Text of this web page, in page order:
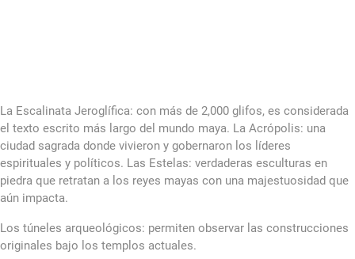
La Escalinata Jeroglífica: con más de 2,000 glifos, es considerada
el texto escrito más largo del mundo maya. La Acrópolis: una
ciudad sagrada donde vivieron y gobernaron los líderes
espirituales y políticos. Las Estelas: verdaderas esculturas en
piedra que retratan a los reyes mayas con una majestuosidad que
aún impacta.
Los túneles arqueológicos: permiten observar las construcciones
originales bajo los templos actuales.